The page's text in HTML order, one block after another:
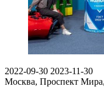
2022-09-30 2023-11-30
Москва, Проспект